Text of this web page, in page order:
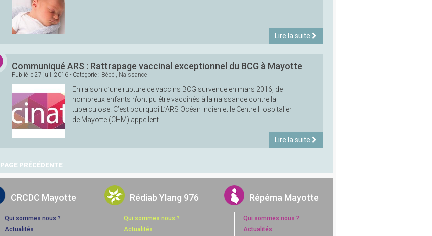
Lire la suite
Communiqué ARS : Rattrapage vaccinal exceptionnel du BCG à Mayotte
Publié le 27 juil. 2016 - Catégorie : Bébé Naissance
En raison d’une rupture de vaccins BCG survenue en mars 2016, de
nombreux enfants n’ont pu être vaccinés à la naissance contre la
tuberculose. C’est pourquoi L’ARS Océan Indien et le Centre Hospitalier
de Mayotte (CHM) appellent...
Lire la suite
PAGE PRÉCÉDENTE
CRCDC Mayotte
Qui sommes nous ?
Actualités
Rédiab Ylang 976
Qui sommes nous ?
Actualités
Répéma Mayotte
Qui sommes nous ?
Actualités